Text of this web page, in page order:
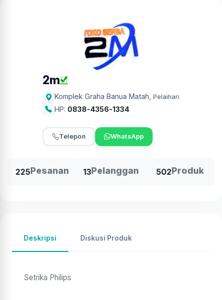
2m
Komplek Graha Banua Matah Pelaihari
HP: 0838-4356-1334
Telepon WhatsApp
225Pesanan 13Pelanggan 502Produk
Deskripsi Diskusi Produk
Setrika Philips